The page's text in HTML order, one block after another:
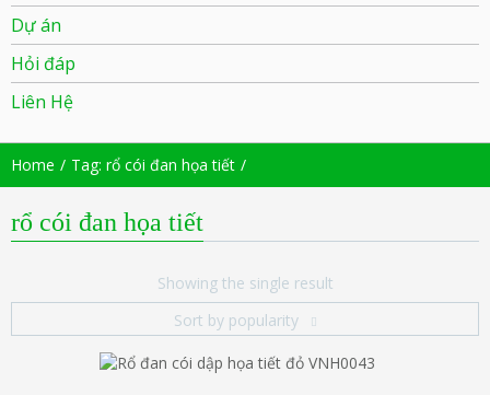
Dự án
Hỏi đáp
Liên Hệ
Home Tag: rổ cói đan họa tiết
rổ cói đan họa tiết
Showing the single result
Sort by popularity